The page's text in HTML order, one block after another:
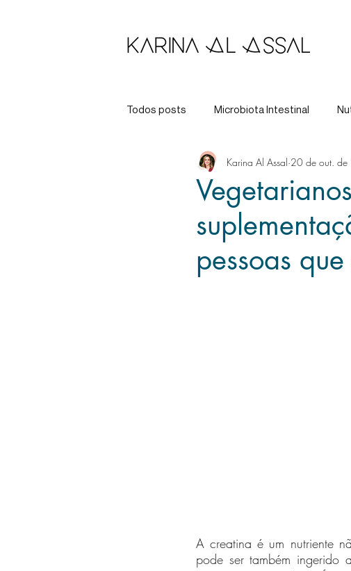
Todos posts Microbiota Intestinal
Longevidade Tratamento
pessoas
Karina Al Assal 20 de out. de
A creatina é um nutriente
pode ser também ingerido